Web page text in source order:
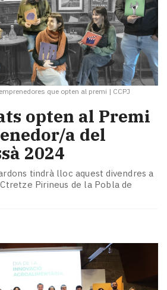
que opten al premi | CCPJ
opten al Premi
a del
2024
tindrà lloc aquest divendres a
Pirineus de la Pobla de